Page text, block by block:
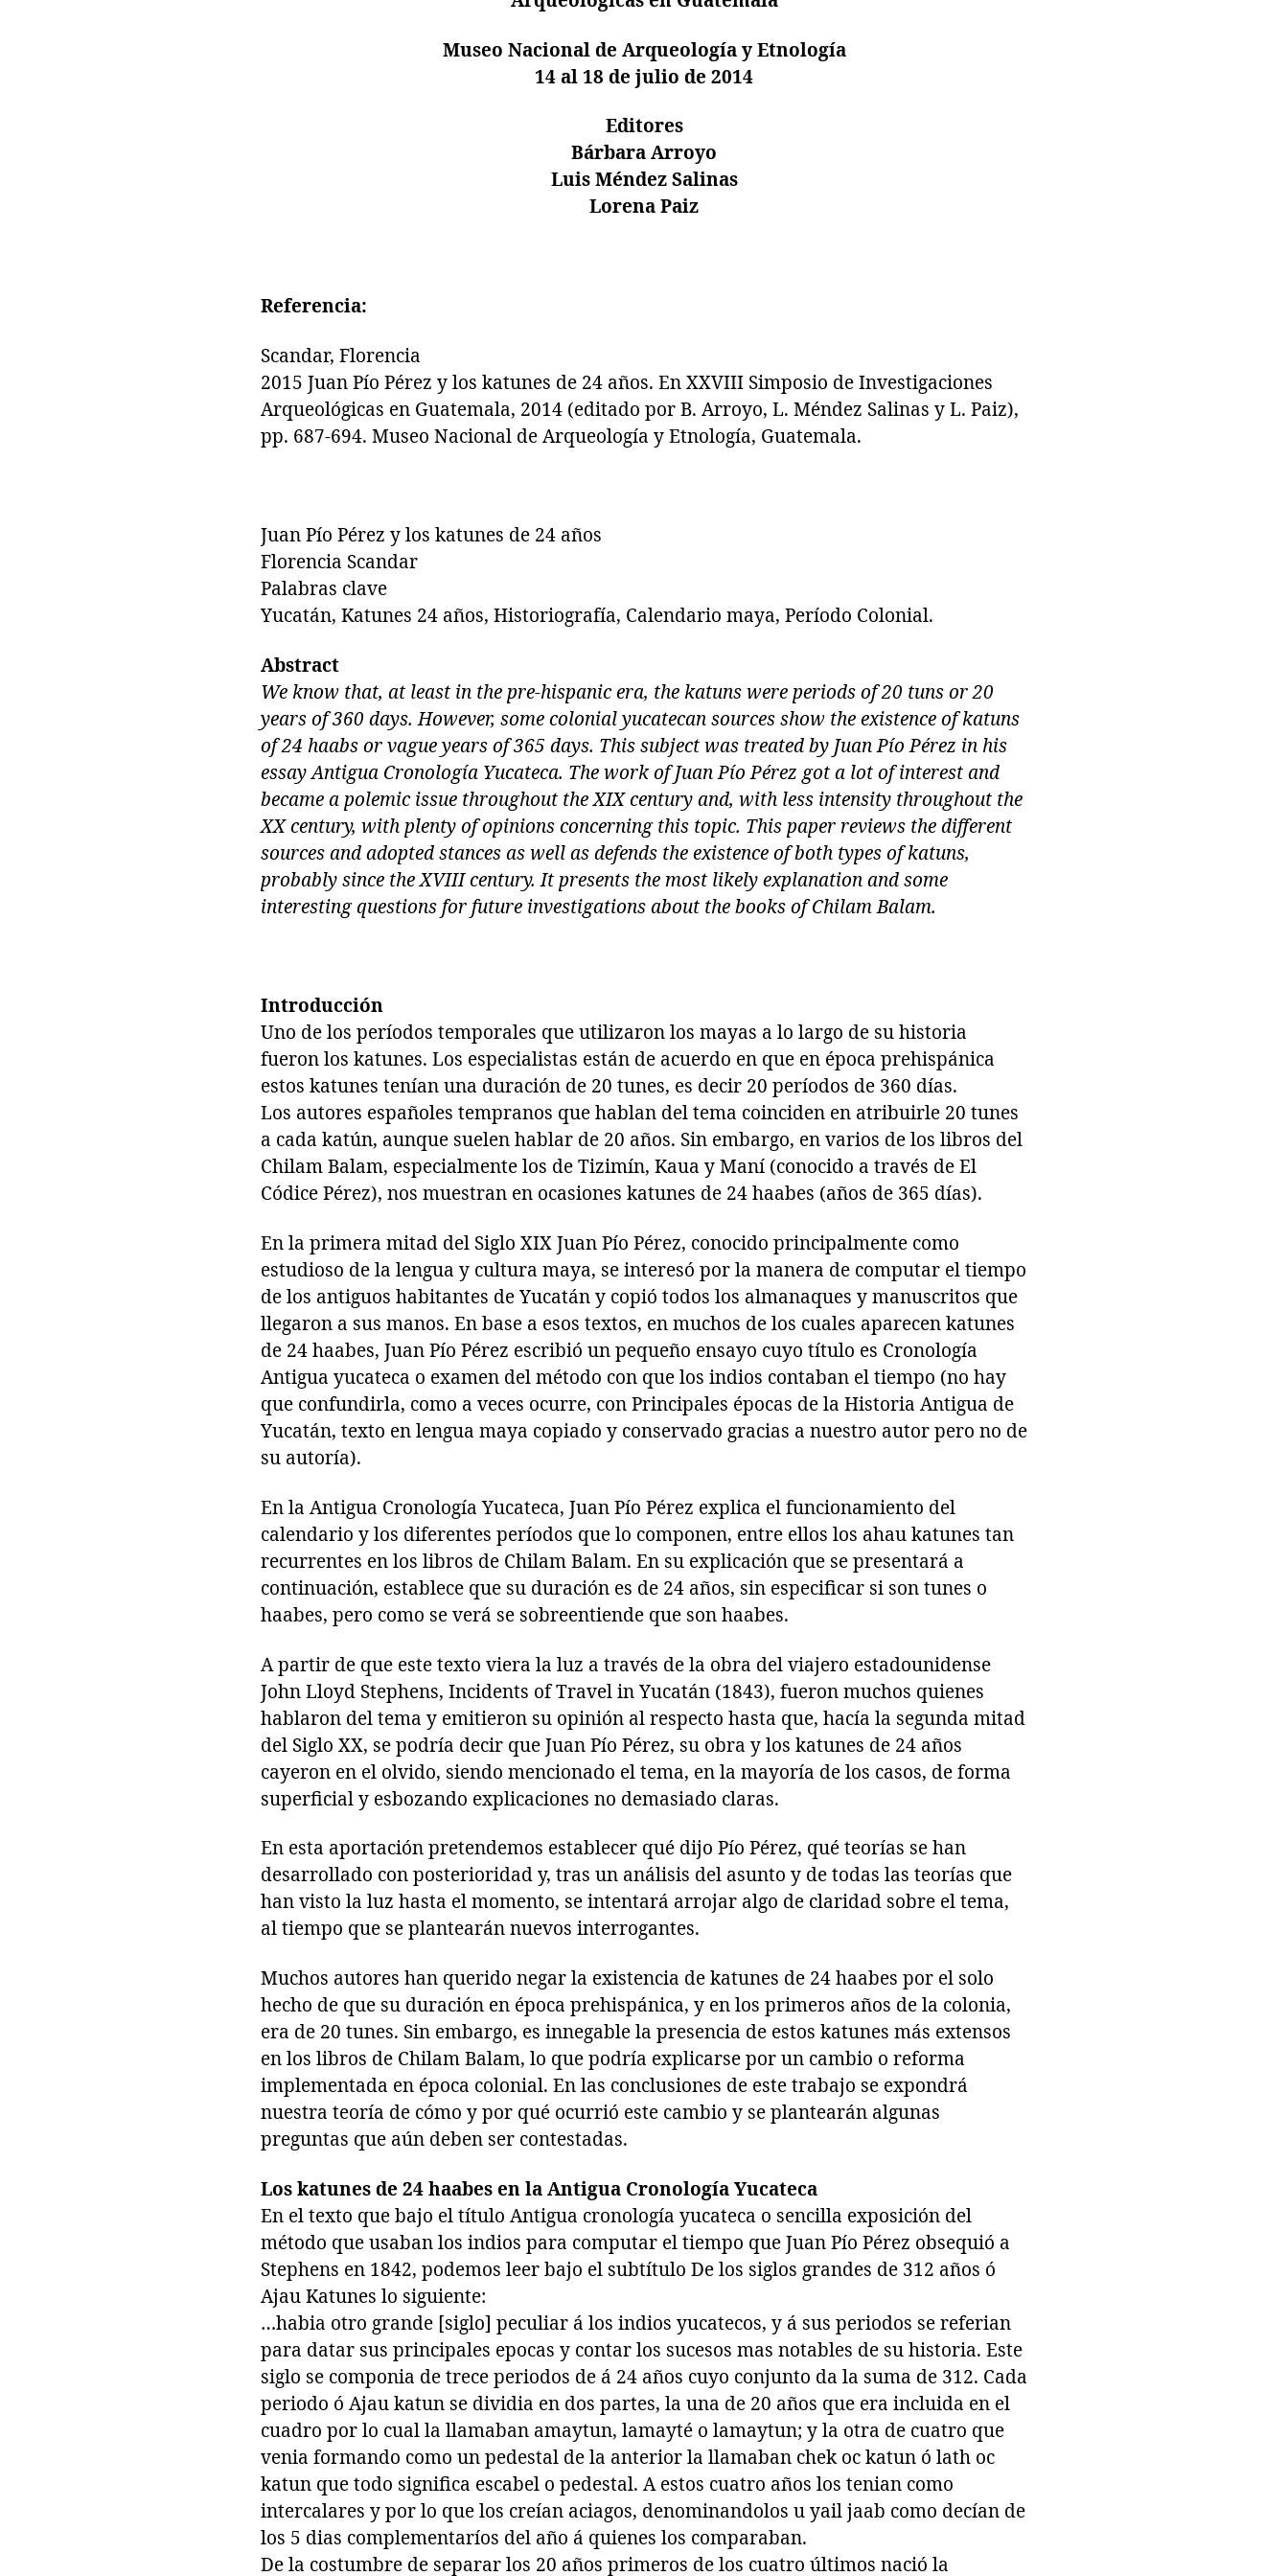
Museo Nacional de Arqueología y Etnología
14 al 18 de julio de 2014
Editores
Bárbara Arroyo
Luis Méndez Salinas
Lorena Paiz
Referencia:
Scandar, Florencia
2015 Juan Pío Pérez y los katunes de 24 años. En XXVIII Simposio de Investigaciones
Arqueológicas en Guatemala, 2014 (editado por B. Arroyo, L. Méndez Salinas y L. Paiz),
pp. 687-694. Museo Nacional de Arqueología y Etnología, Guatemala.
Juan Pío Pérez y los katunes de 24 años
Florencia Scandar
Palabras clave
Yucatán, Katunes 24 años, Historiografía, Calendario maya, Período Colonial.
Abstract
We know that, at least in the pre-hispanic era, the katuns were periods of 20 tuns or 20
years of 360 days. However, some colonial yucatecan sources show the existence of katuns
of 24 haabs or vague years of 365 days. This subject was treated by Juan Pío Pérez in his
essay Antigua Cronología Yucateca. The work of Juan Pío Pérez got a lot of interest and
became a polemic issue throughout the XIX century and, with less intensity throughout the
XX century, with plenty of opinions concerning this topic. This paper reviews the different
sources and adopted stances as well as defends the existence of both types of katuns,
probably since the XVIII century. It presents the most likely explanation and some
interesting questions for future investigations about the books of Chilam Balam.
Introducción
Uno de los períodos temporales que utilizaron los mayas a lo largo de su historia
fueron los katunes. Los especialistas están de acuerdo en que en época prehispánica
estos katunes tenían una duración de 20 tunes, es decir 20 períodos de 360 días.
Los autores españoles tempranos que hablan del tema coinciden en atribuirle 20 tunes
a cada katún, aunque suelen hablar de 20 años. Sin embargo, en varios de los libros del
Chilam Balam, especialmente los de Tizimín, Kaua y Maní (conocido a través de El
Códice Pérez), nos muestran en ocasiones katunes de 24 haabes (años de 365 días).
En la primera mitad del Siglo XIX Juan Pío Pérez, conocido principalmente como
estudioso de la lengua y cultura maya, se interesó por la manera de computar el tiempo
de los antiguos habitantes de Yucatán y copió todos los almanaques y manuscritos que
llegaron a sus manos. En base a esos textos, en muchos de los cuales aparecen katunes
de 24 haabes, Juan Pío Pérez escribió un pequeño ensayo cuyo título es Cronología
Antigua yucateca o examen del método con que los indios contaban el tiempo (no hay
que confundirla, como a veces ocurre, con Principales épocas de la Historia Antigua de
Yucatán, texto en lengua maya copiado y conservado gracias a nuestro autor pero no de
su autoría).
En la Antigua Cronología Yucateca, Juan Pío Pérez explica el funcionamiento del
calendario y los diferentes períodos que lo componen, entre ellos los ahau katunes tan
recurrentes en los libros de Chilam Balam. En su explicación que se presentará a
continuación, establece que su duración es de 24 años, sin especificar si son tunes o
haabes, pero como se verá se sobreentiende que son haabes.
A partir de que este texto viera la luz a través de la obra del viajero estadounidense
John Lloyd Stephens, Incidents of Travel in Yucatán (1843), fueron muchos quienes
hablaron del tema y emitieron su opinión al respecto hasta que, hacía la segunda mitad
del Siglo XX, se podría decir que Juan Pío Pérez, su obra y los katunes de 24 años
cayeron en el olvido, siendo mencionado el tema, en la mayoría de los casos, de forma
superficial y esbozando explicaciones no demasiado claras.
En esta aportación pretendemos establecer qué dijo Pío Pérez, qué teorías se han
desarrollado con posterioridad y, tras un análisis del asunto y de todas las teorías que
han visto la luz hasta el momento, se intentará arrojar algo de claridad sobre el tema,
al tiempo que se plantearán nuevos interrogantes.
Muchos autores han querido negar la existencia de katunes de 24 haabes por el solo
hecho de que su duración en época prehispánica, y en los primeros años de la colonia,
era de 20 tunes. Sin embargo, es innegable la presencia de estos katunes más extensos
en los libros de Chilam Balam, lo que podría explicarse por un cambio o reforma
implementada en época colonial. En las conclusiones de este trabajo se expondrá
nuestra teoría de cómo y por qué ocurrió este cambio y se plantearán algunas
preguntas que aún deben ser contestadas.
Los katunes de 24 haabes en la Antigua Cronología Yucateca
En el texto que bajo el título Antigua cronología yucateca o sencilla exposición del
método que usaban los indios para computar el tiempo que Juan Pío Pérez obsequió a
Stephens en 1842, podemos leer bajo el subtítulo De los siglos grandes de 312 años ó
Ajau Katunes lo siguiente:
…habia otro grande [siglo] peculiar á los indios yucatecos, y á sus periodos se referian
para datar sus principales epocas y contar los sucesos mas notables de su historia. Este
siglo se componia de trece periodos de á 24 años cuyo conjunto da la suma de 312. Cada
periodo ó Ajau katun se dividia en dos partes, la una de 20 años que era incluida en el
cuadro por lo cual la llamaban amaytun, lamayté o lamaytun; y la otra de cuatro que
venia formando como un pedestal de la anterior la llamaban chek oc katun ó lath oc
katun que todo significa escabel o pedestal. A estos cuatro años los tenian como
intercalares y por lo que los creían aciagos, denominandolos u yail jaab como decían de
los 5 dias complementaríos del año á quienes los comparaban.
De la costumbre de separar los 20 años primeros de los cuatro últimos nació la